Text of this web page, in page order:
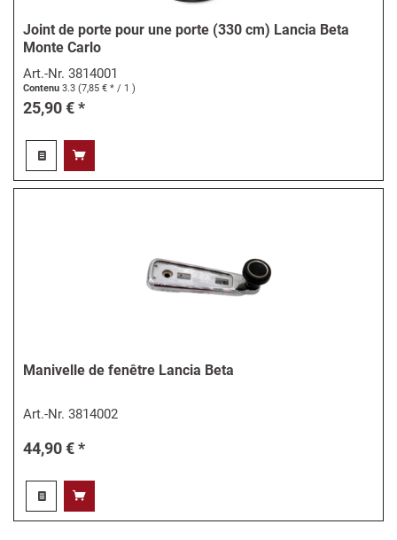
Joint de porte pour une porte (330 cm) Lancia Beta
Monte Carlo
Art.-Nr.3814001
Contenu3.3(7,85 € * / 1 )
25,90 € *
Manivelle de fenêtre Lancia Beta
Art.-Nr.3814002
44,90 € *